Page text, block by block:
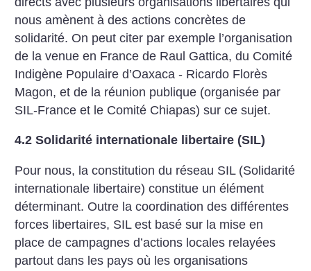
nous amènent à des actions concrètes de
solidarité. On peut citer par exemple l’organisation
de la venue en France de Raul Gattica, du Comité
Indigène Populaire d’Oaxaca - Ricardo Florès
Magon, et de la réunion publique (organisée par
SIL-France et le Comité Chiapas) sur ce sujet.
4.2 Solidarité internationale libertaire (SIL)
Pour nous, la constitution du réseau SIL (Solidarité
internationale libertaire) constitue un élément
déterminant. Outre la coordination des différentes
forces libertaires, SIL est basé sur la mise en
place de campagnes d’actions locales relayées
partout dans les pays où les organisations